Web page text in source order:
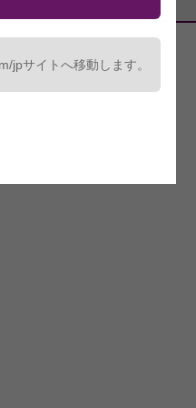
jpサイトへ移動します。